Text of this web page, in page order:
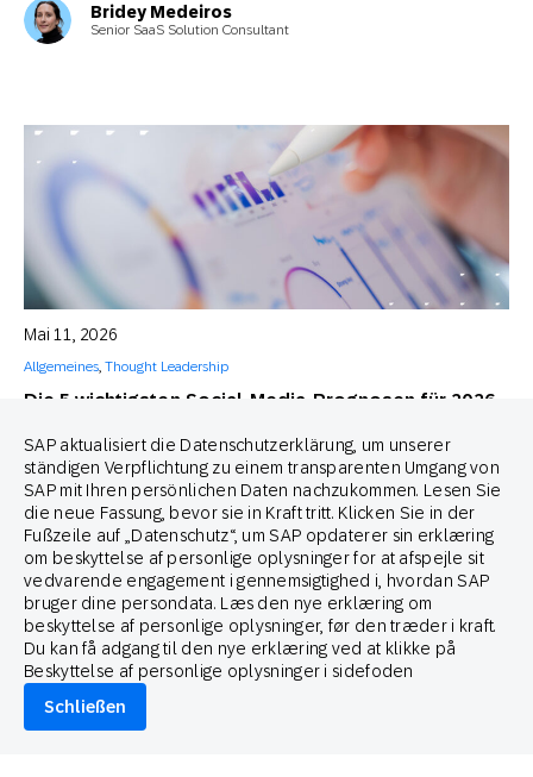
Bridey Medeiros
Senior SaaS Solution Consultant
Die 5 wichtigsten Social-Media-Prognosen für 2026
Mai 11, 2026
Allgemeines, Thought Leadership
Mikkel Tophoj
Services Consultant
SAP aktualisiert die Datenschutzerklärung, um unserer
ständigen Verpflichtung zu einem transparenten Umgang von
SAP mit Ihren persönlichen Daten nachzukommen. Lesen Sie
die neue Fassung, bevor sie in Kraft tritt. Klicken Sie in der
Fußzeile auf „Datenschutz“, um SAP opdaterer sin erklæring
om beskyttelse af personlige oplysninger for at afspejle sit
vedvarende engagement i gennemsigtighed i, hvordan SAP
bruger dine persondata. Læs den nye erklæring om
beskyttelse af personlige oplysninger, før den træder i kraft.
Du kan få adgang til den nye erklæring ved at klikke på
Beskyttelse af personlige oplysninger i sidefoden
Schließen